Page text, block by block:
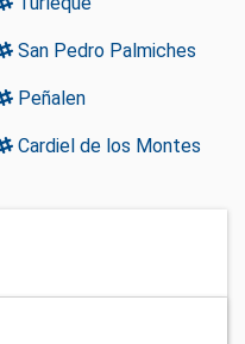
San Pedro Palmiches
Peñalen
Cardiel de los Montes